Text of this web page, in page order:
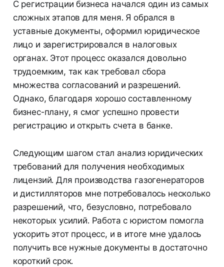
С регистрации бизнеса начался один из самых
сложных этапов для меня. Я обрался в
уставные документы, оформил юридическое
лицо и зарегистрировался в налоговых
органах. Этот процесс оказался довольно
трудоемким, так как требовал сбора
множества согласований и разрешений.
Однако, благодаря хорошо составленному
бизнес-плану, я смог успешно провести
регистрацию и открыть счета в банке.
Следующим шагом стал анализ юридических
требований для получения необходимых
лицензий. Для производства газогенераторов
и дистилляторов мне потребовалось несколько
разрешений, что, безусловно, потребовало
некоторых усилий. Работа с юристом помогла
ускорить этот процесс, и в итоге мне удалось
получить все нужные документы в достаточно
короткий срок.